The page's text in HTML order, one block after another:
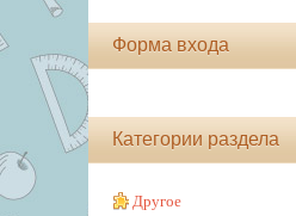
Форма входа
Категории раздела
Другое